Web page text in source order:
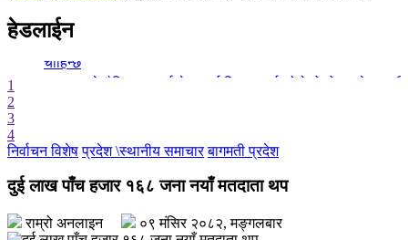
हेडलाईन- काठमाडौंको बाँसबारीमा खुल्यो अत्याधुनिक इभेन्ट भेन्यू ‘रामालय’
- देश बनाउन प्रधानमन्त्री मात्र होइन, सक्षम टोली र सचेत नागरिक पनि
चाहिन्छ
- देश बनाउन प्रधानमन्त्री मात्र होइन, सक्षम टोली र सचेत नागरिक पनि
चाहिन्छ
1
2
3
4
निर्वाचन विशेष प्रदेश \स्थानीय समाचार बागमती प्रदेश
दुई लाख पाँच हजार १६८ जना नयाँ मतदाता थप
राम्रो अनलाइन ०९ मंसिर २०८२, मङ्गलबार